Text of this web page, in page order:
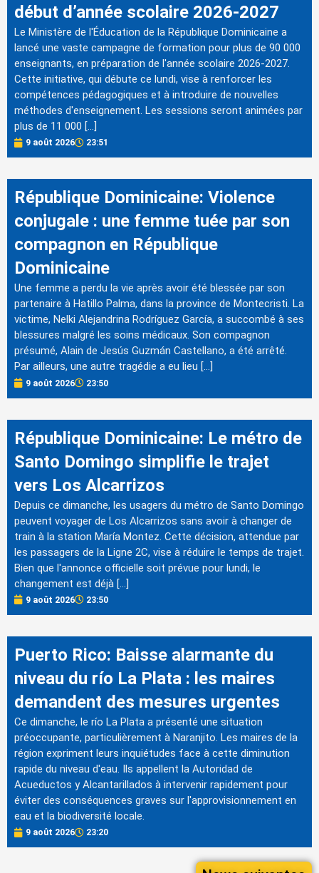
début d’année scolaire 2026-2027
Le Ministère de l'Éducation de la République Dominicaine a
lancé une vaste campagne de formation pour plus de 90 000
enseignants, en préparation de l'année scolaire 2026-2027.
Cette initiative, qui débute ce lundi, vise à renforcer les
compétences pédagogiques et à introduire de nouvelles
méthodes d'enseignement. Les sessions seront animées par
plus de 11 000 […]
9 août 2026 23:51
République Dominicaine: Violence
conjugale : une femme tuée par son
compagnon en République
Dominicaine
Une femme a perdu la vie après avoir été blessée par son
partenaire à Hatillo Palma, dans la province de Montecristi. La
victime, Nelki Alejandrina Rodríguez García, a succombé à ses
blessures malgré les soins médicaux. Son compagnon
présumé, Alain de Jesús Guzmán Castellano, a été arrêté.
Par ailleurs, une autre tragédie a eu lieu […]
9 août 2026 23:50
République Dominicaine: Le métro de
Santo Domingo simplifie le trajet
vers Los Alcarrizos
Depuis ce dimanche, les usagers du métro de Santo Domingo
peuvent voyager de Los Alcarrizos sans avoir à changer de
train à la station María Montez. Cette décision, attendue par
les passagers de la Ligne 2C, vise à réduire le temps de trajet.
Bien que l'annonce officielle soit prévue pour lundi, le
changement est déjà […]
9 août 2026 23:50
Puerto Rico: Baisse alarmante du
niveau du río La Plata : les maires
demandent des mesures urgentes
Ce dimanche, le río La Plata a présenté une situation
préoccupante, particulièrement à Naranjito. Les maires de la
région expriment leurs inquiétudes face à cette diminution
rapide du niveau d'eau. Ils appellent la Autoridad de
Acueductos y Alcantarillados à intervenir rapidement pour
éviter des conséquences graves sur l'approvisionnement en
eau et la biodiversité locale.
9 août 2026 23:20